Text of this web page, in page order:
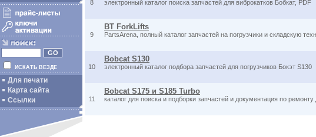
ИСКАТЬ ВЕЗДЕ
Для печати
Карта сайта
Ссылки
8 электронный каталог поиска запчастей для виброкатков Бобкат, PDF
9
BT ForkLifts
PartsArena, полный каталог запчастей на погрузчики и складскую
10
Bobcat S130
электронный каталог подбора запчастей для погрузчиков Бокэт S130
11
Bobcat S175 и S185 Turbo
каталог для поиска и подборки запчастей и документация по